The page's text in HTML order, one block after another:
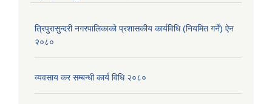
त्रिपुरासुन्दरी नगरपालिकाको प्रशासकीय कार्यविधि (नियमित गर्ने) ऐन
२०८०
व्यवसाय कर सम्बन्धी कार्य विधि २०८०